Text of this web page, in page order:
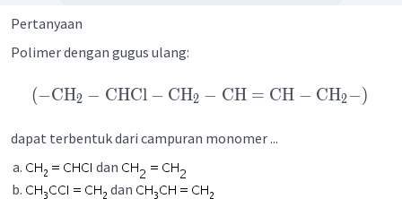
Pertanyaan
Polimer dengan gugus ulang:
(−CH2 − CHCl − CH2 − CH = CH − CH2−)
dapat terbentuk dari campuran monomer ...
dan
dan